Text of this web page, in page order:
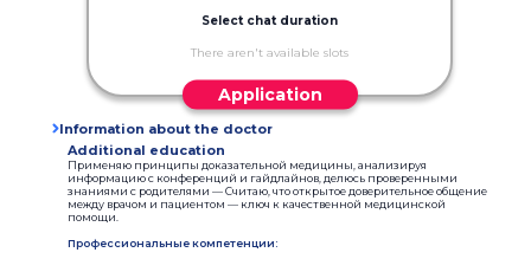
Select chat duration
There aren't available slots
Application
Information about the doctor
Additional education
Применяю принципы доказательной медицины, анализируя
информацию с конференций и гайдлайнов, ​делюсь проверенными
знаниями с родителями — Считаю, что открытое доверительное общение
между врачом и пациентом — ключ к качественной медицинской
помощи.
Профессиональные компетенции: